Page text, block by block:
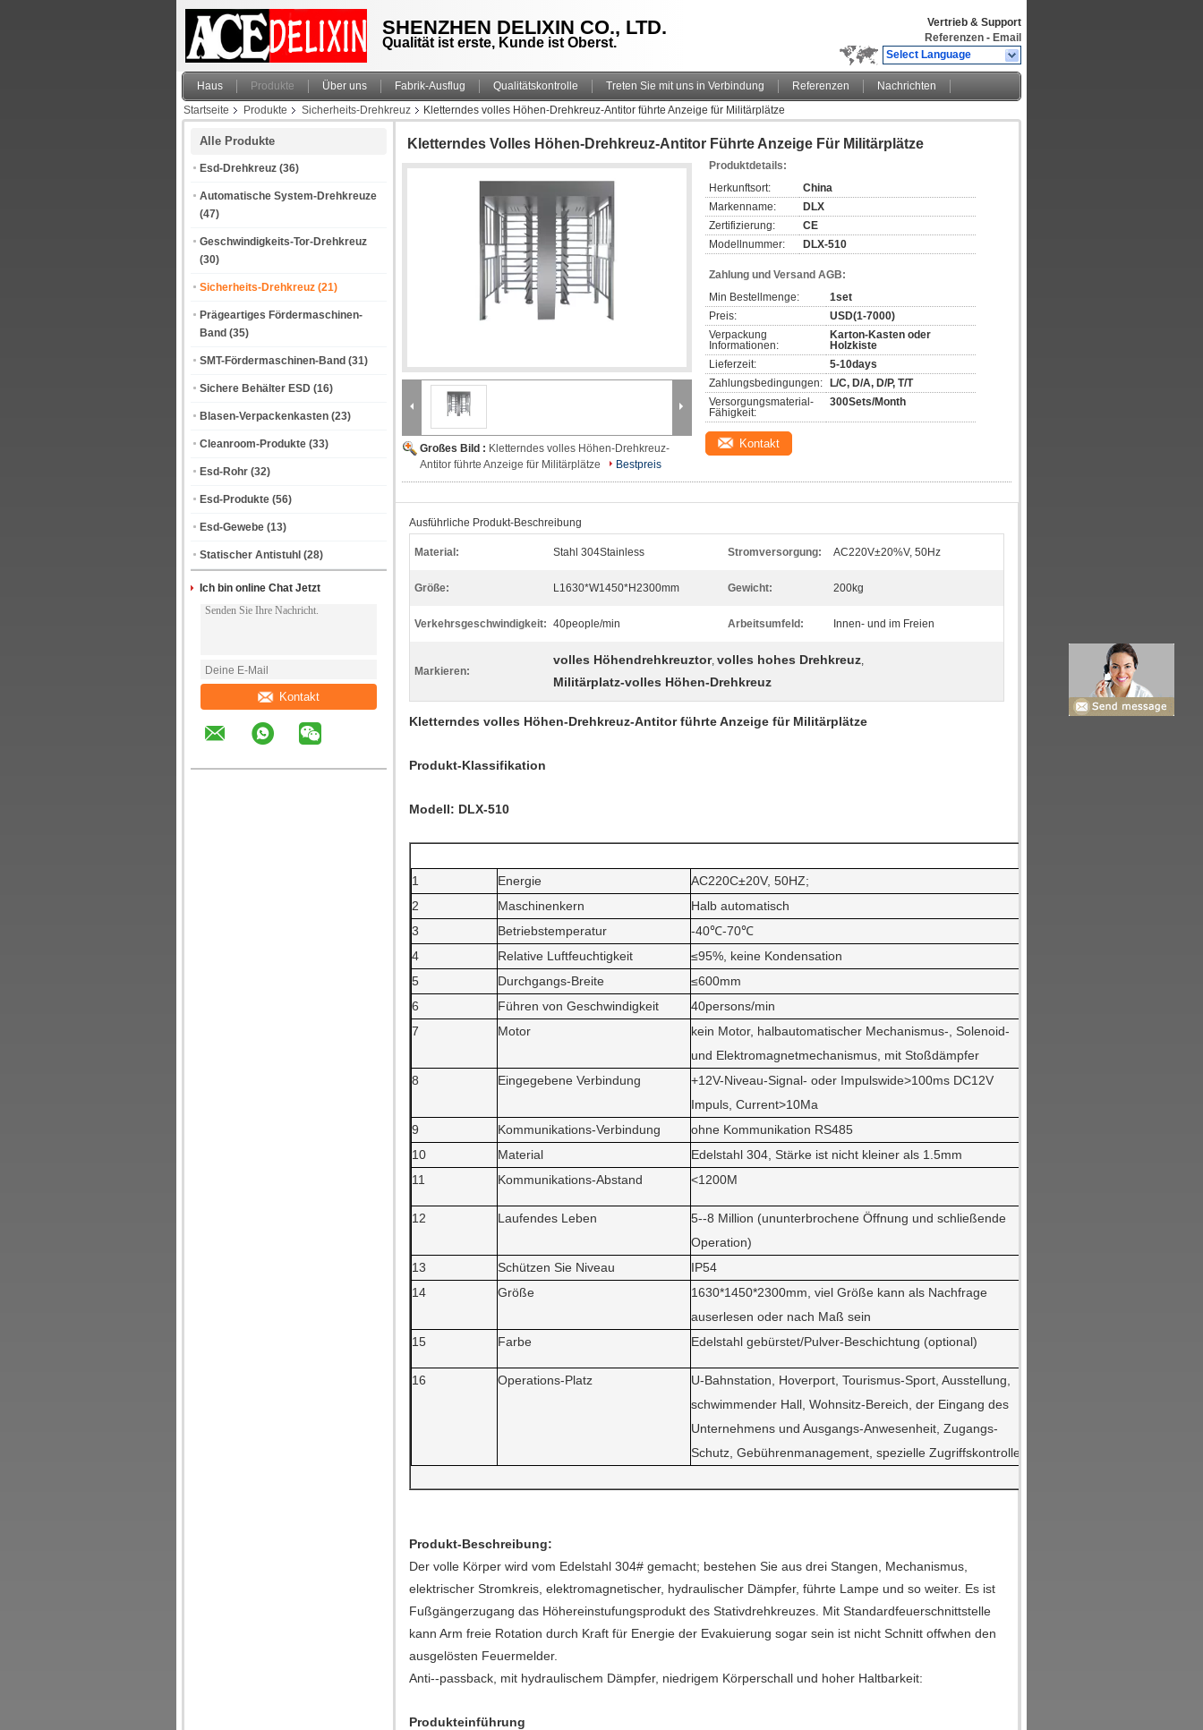
SHENZHEN DELIXIN CO., LTD.
Qualität ist erste, Kunde ist Oberst.
Vertrieb & Support
Referenzen - Email
Select Language
Haus Produkte Über uns Fabrik-Ausflug Qualitätskontrolle Treten Sie mit uns in Verbindung Referenzen
Nachrichten
Startseite
Produkte Sicherheits-Drehkreuz Kletterndes volles Höhen-Drehkreuz-Antitor führte Anzeige für Militärplätze
Alle Produkte
Esd-Drehkreuz (36)
Automatische System-Drehkreuze
(47)
Geschwindigkeits-Tor-Drehkreuz
(30)
Sicherheits-Drehkreuz (21)
Prägeartiges Fördermaschinen-
Band (35)
SMT-Fördermaschinen-Band (31)
Sichere Behälter ESD (16)
Blasen-Verpackenkasten (23)
Cleanroom-Produkte (33)
Esd-Rohr (32)
Esd-Produkte (56)
Esd-Gewebe (13)
Statischer Antistuhl (28)
Ich bin online Chat Jetzt
Kontakt
Kletterndes Volles Höhen-Drehkreuz-Antitor Führte Anzeige Für Militärplätze
Großes Bild : Kletterndes volles Höhen-Drehkreuz-
Antitor führte Anzeige für Militärplätze
Bestpreis
Produktdetails:
Herkunftsort:
China
Markenname:
DLX
Zertifizierung:
CE
Modellnummer:
DLX-510
Zahlung und Versand AGB:
Min Bestellmenge:
1set
Preis:
USD(1-7000)
Verpackung
Informationen:
Karton-Kasten oder
Holzkiste
Lieferzeit:
5-10days
Zahlungsbedingungen:
L/C, D/A, D/P, T/T
Versorgungsmaterial-
Fähigkeit:
300Sets/Month
Kontakt
Ausführliche Produkt-Beschreibung
Material: Stahl 304Stainless Stromversorgung: AC220V±20%V, 50Hz
Größe: L1630*W1450*H2300mm Gewicht: 200kg
Verkehrsgeschwindigkeit: 40people/min Arbeitsumfeld: Innen- und im Freien
Markieren:
volles Höhendrehkreuztor, volles hohes Drehkreuz,
Militärplatz-volles Höhen-Drehkreuz
Kletterndes volles Höhen-Drehkreuz-Antitor führte Anzeige für Militärplätze
Produkt-Klassifikation
Modell: DLX-510
1 Energie
AC220C±20V, 50HZ;
2
Maschinenkern
Halb automatisch
3
Betriebstemperatur
-40℃-70℃
4
Relative Luftfeuchtigkeit
≤95%, keine Kondensation
5
Durchgangs-Breite
≤600mm
6
Führen von Geschwindigkeit
40persons/min
7
Motor
kein Motor, halbautomatischer Mechanismus-, Solenoid-
und Elektromagnetmechanismus, mit Stoßdämpfer
8
Eingegebene Verbindung
+12V-Niveau-Signal- oder Impulswide>100ms DC12V
Impuls, Current>10Ma
9
Kommunikations-Verbindung
ohne Kommunikation RS485
10
Material
Edelstahl 304, Stärke ist nicht kleiner als 1.5mm
11
Kommunikations-Abstand <1200M
12 Laufendes Leben
5--8 Million (ununterbrochene Öffnung und schließende
Operation)
13
Schützen Sie Niveau
IP54
14
Größe
1630*1450*2300mm, viel Größe kann als Nachfrage
auserlesen oder nach Maß sein
15
Farbe Edelstahl gebürstet/Pulver-Beschichtung (optional)
16 Operations-Platz
U-Bahnstation, Hoverport, Tourismus-Sport, Ausstellung,
schwimmender Hall, Wohnsitz-Bereich, der Eingang des
Unternehmens und Ausgangs-Anwesenheit, Zugangs-
Schutz, Gebührenmanagement, spezielle Zugriffskontrolle
Produkt-Beschreibung:
Der volle Körper wird vom Edelstahl 304# gemacht; bestehen Sie aus drei Stangen, Mechanismus,
elektrischer Stromkreis, elektromagnetischer, hydraulischer Dämpfer, führte Lampe und so weiter. Es ist
Fußgängerzugang das Höhereinstufungsprodukt des Stativdrehkreuzes. Mit Standardfeuerschnittstelle
kann Arm freie Rotation durch Kraft für Energie der Evakuierung sogar sein ist nicht Schnitt offwhen den
ausgelösten Feuermelder.
Anti--passback, mit hydraulischem Dämpfer, niedrigem Körperschall und hoher Haltbarkeit:
Produkteinführung